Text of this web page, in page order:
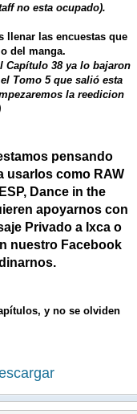
no esta ocupado).
llenar las encuestas que
del manga.
Capítulo 38 ya lo bajaron
Tomo 5 que salió esta
la reedicion
pensando
usarlos como RAW
Dance in the
apoyarnos con
Privado a Ixca o
nuestro Facebook
y no se olviden